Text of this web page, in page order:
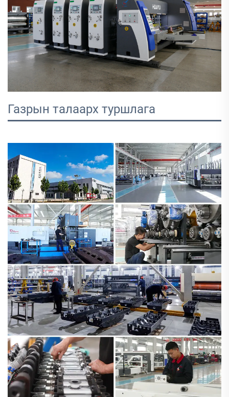
Газрын талаарх туршлага